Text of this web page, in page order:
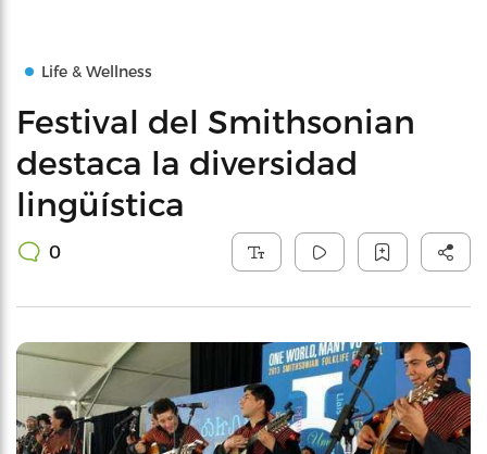
Life & Wellness
Festival del Smithsonian
destaca la diversidad
lingüística
0